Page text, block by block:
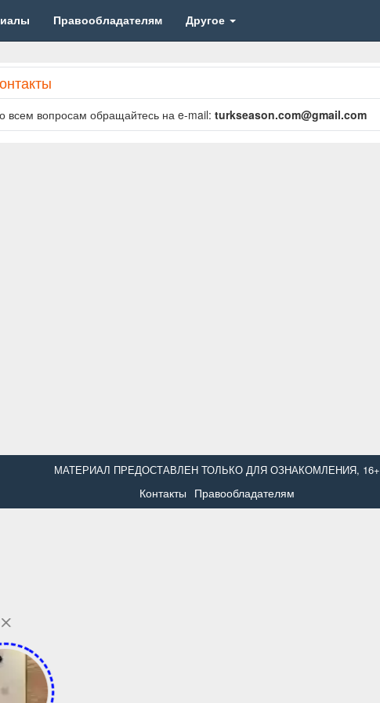
Правообладателям Другое
всем вопросам обращайтесь на e-mail: turkseason.com@gmail.com
МАТЕРИАЛ ПРЕДОСТАВЛЕН ТОЛЬКО ДЛЯ ОЗНАКОМЛЕНИЯ, 16+
Контакты Правообладателям